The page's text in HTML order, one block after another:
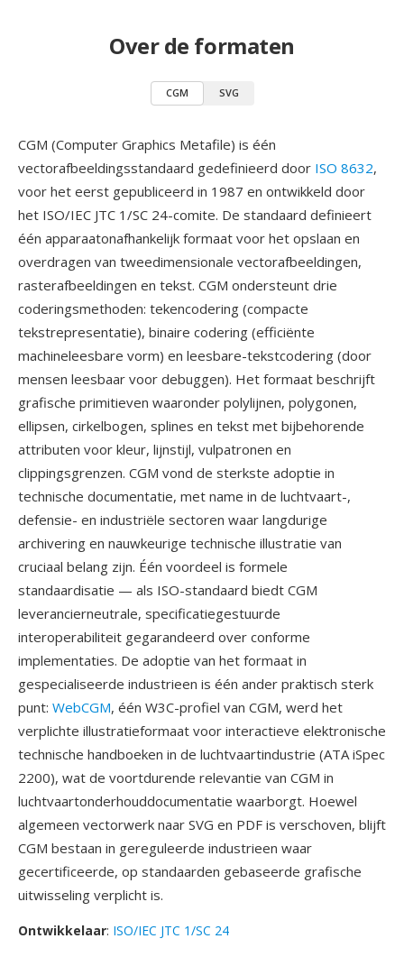
Over de formaten
CGM SVG
CGM (Computer Graphics Metafile) is één
vectorafbeeldingsstandaard gedefinieerd door ISO 8632,
voor het eerst gepubliceerd in 1987 en ontwikkeld door
het ISO/IEC JTC 1/SC 24-comite. De standaard definieert
één apparaatonafhankelijk formaat voor het opslaan en
overdragen van tweedimensionale vectorafbeeldingen,
rasterafbeeldingen en tekst. CGM ondersteunt drie
coderingsmethoden: tekencodering (compacte
tekstrepresentatie), binaire codering (efficiënte
machineleesbare vorm) en leesbare-tekstcodering (door
mensen leesbaar voor debuggen). Het formaat beschrijft
grafische primitieven waaronder polylijnen, polygonen,
ellipsen, cirkelbogen, splines en tekst met bijbehorende
attributen voor kleur, lijnstijl, vulpatronen en
clippingsgrenzen. CGM vond de sterkste adoptie in
technische documentatie, met name in de luchtvaart-,
defensie- en industriële sectoren waar langdurige
archivering en nauwkeurige technische illustratie van
cruciaal belang zijn. Één voordeel is formele
standaardisatie — als ISO-standaard biedt CGM
leverancierneutrale, specificatiegestuurde
interoperabiliteit gegarandeerd over conforme
implementaties. De adoptie van het formaat in
gespecialiseerde industrieen is één ander praktisch sterk
punt: WebCGM, één W3C-profiel van CGM, werd het
verplichte illustratieformaat voor interactieve elektronische
technische handboeken in de luchtvaartindustrie (ATA iSpec
2200), wat de voortdurende relevantie van CGM in
luchtvaartonderhouddocumentatie waarborgt. Hoewel
algemeen vectorwerk naar SVG en PDF is verschoven, blijft
CGM bestaan in gereguleerde industrieen waar
gecertificeerde, op standaarden gebaseerde grafische
uitwisseling verplicht is.
Ontwikkelaar: ISO/IEC JTC 1/SC 24